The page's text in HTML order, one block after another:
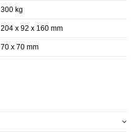
300 kg
204 x 92 x 160 mm
70 x 70 mm